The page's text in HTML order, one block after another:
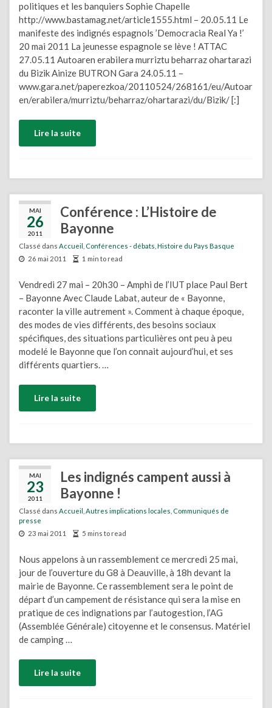
politiques et les banquiers Sophie Chapelle
http://www.bastamag.net/article1555.html – 20.05.11 Le
manifeste des indignés espagnols ’Democracia Real Ya !’
20 mai 2011 La jeunesse espagnole se lève ! ATTAC
27.05.11 Autoaren erabilera murriztu beharraz ohartarazi
du Bizik Ainize BUTRON Gara 24.05.11 –
www.gara.net/paperezkoa/20110524/268161/eu/Autoar
en/erabilera/murriztu/beharraz/ohartarazi/du/Bizik/ [:]
Lire la suite
MAI
26
2011
Conférence : L’Histoire de
Bayonne
Classé dans Accueil Conférences - débats Histoire du Pays Basque
26 mai 2011
1 min to read
Vendredi 27 mai – 20h30 – Amphi de l’IUT place Paul Bert
– Bayonne Avec Claude Labat, auteur de « Bayonne,
raconter la ville autrement ». Comment à chaque époque,
des modes de vies différents, des besoins sociaux
spécifiques, des situations particulières ont peu à peu
modelé le Bayonne que l’on connait aujourd’hui, et ses
différents quartiers. …
Lire la suite
MAI
23
2011
Les indignés campent aussi à
Bayonne !
Classé dans Accueil Autres implications locales Communiqués de
presse
23 mai 2011
5 mins to read
Nous appelons à un rassemblement ce mercredi 25 mai,
jour de l’ouverture du G8 à Deauville, à 18h devant la
mairie de Bayonne. Ce rassemblement sera le point de
départ d’un campement de résistance qui sera la mise en
pratique de ces indignations par l’autogestion, l’AG
(Assemblée Générale) citoyenne et le consensus. Matériel
de camping …
Lire la suite